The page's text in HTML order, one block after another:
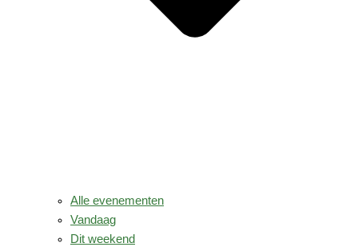
Alle evenementen
Vandaag
Dit weekend